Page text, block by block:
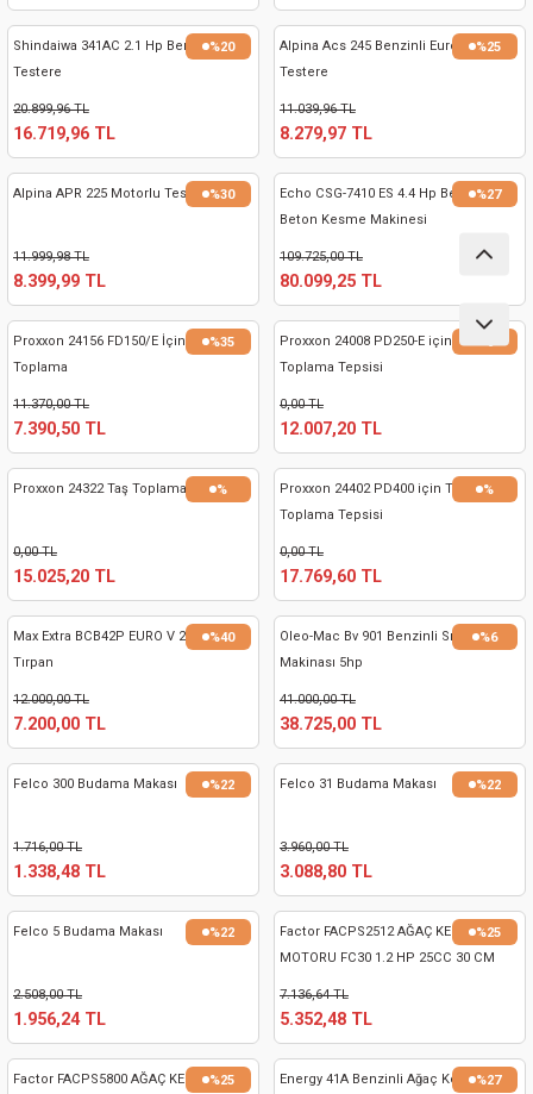
%20
Shindaiwa 341AC 2.1 Hp Benzinli
Testere
20.899,96 TL
16.719,96 TL
%25
Alpina Acs 245 Benzinli Euro5 Motorlu
Testere
11.039,96 TL
8.279,97 TL
%30
Alpina APR 225 Motorlu Testere
11.999,98 TL
8.399,99 TL
%27
Echo CSG-7410 ES 4.4 Hp Benzinli
Beton Kesme Makinesi
109.725,00 TL
80.099,25 TL
%35
Proxxon 24156 FD150/E İçin Talaş
Toplama
11.370,00 TL
7.390,50 TL
Proxxon 24008 PD250-E için Talaş
Toplama Tepsisi
0,00 TL
12.007,20 TL
%
Proxxon 24322 Taş Toplama Tepsisi
0,00 TL
15.025,20 TL
%
Proxxon 24402 PD400 için Talaş
Toplama Tepsisi
0,00 TL
17.769,60 TL
%40
Max Extra BCB42P EURO V 2.2Hp Yan
Tırpan
12.000,00 TL
7.200,00 TL
%6
Oleo-Mac Bv 901 Benzinli Sırt Üfleme
Makinası 5hp
41.000,00 TL
38.725,00 TL
%22
Felco 300 Budama Makası
1.716,00 TL
1.338,48 TL
%22
Felco 31 Budama Makası
3.960,00 TL
3.088,80 TL
%22
Felco 5 Budama Makası
2.508,00 TL
1.956,24 TL
%25
Factor FACPS2512 AĞAÇ KESİM
MOTORU FC30 1.2 HP 25CC 30 CM
7.136,64 TL
5.352,48 TL
%25
Factor FACPS5800 AĞAÇ KESİM
%27
Energy 41A Benzinli Ağaç Kesme